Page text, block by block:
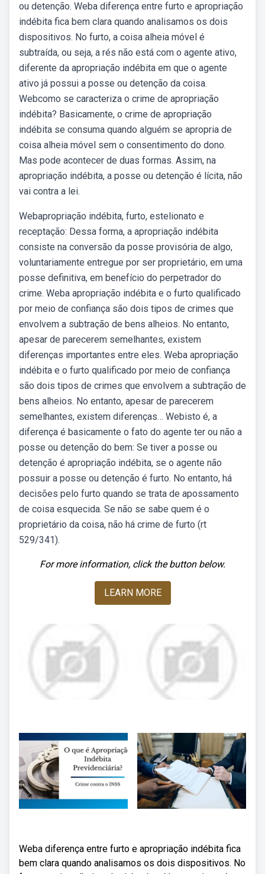
ou detenção. Weba diferença entre furto e apropriação
indébita fica bem clara quando analisamos os dois
dispositivos. No furto, a coisa alheia móvel é
subtraída, ou seja, a rés não está com o agente ativo,
diferente da apropriação indébita em que o agente
ativo já possui a posse ou detenção da coisa.
Webcomo se caracteriza o crime de apropriação
indébita? Basicamente, o crime de apropriação
indébita se consuma quando alguém se apropria de
coisa alheia móvel sem o consentimento do dono.
Mas pode acontecer de duas formas. Assim, na
apropriação indébita, a posse ou detenção é lícita, não
vai contra a lei.
Webapropriação indébita, furto, estelionato e
receptação: Dessa forma, a apropriação indébita
consiste na conversão da posse provisória de algo,
voluntariamente entregue por ser proprietário, em uma
posse definitiva, em benefício do perpetrador do
crime. Weba apropriação indébita e o furto qualificado
por meio de confiança são dois tipos de crimes que
envolvem a subtração de bens alheios. No entanto,
apesar de parecerem semelhantes, existem
diferenças importantes entre eles. Weba apropriação
indébita e o furto qualificado por meio de confiança
são dois tipos de crimes que envolvem a subtração de
bens alheios. No entanto, apesar de parecerem
semelhantes, existem diferenças… Webisto é, a
diferença é basicamente o fato do agente ter ou não a
posse ou detenção do bem: Se tiver a posse ou
detenção é apropriação indébita, se o agente não
possuir a posse ou detenção é furto. No entanto, há
decisões pelo furto quando se trata de apossamento
de coisa esquecida. Se não se sabe quem é o
proprietário da coisa, não há crime de furto (rt
529/341).
For more information, click the button below.
LEARN MORE
Weba diferença entre furto e apropriação indébita fica
bem clara quando analisamos os dois dispositivos. No